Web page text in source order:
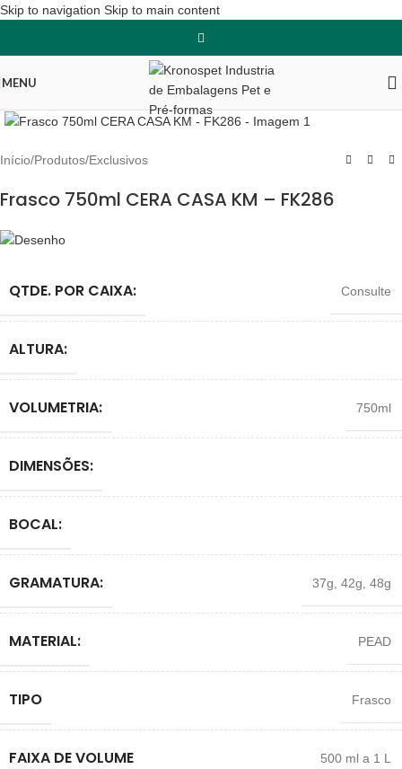
Skip to navigation Skip to main content
MENU
Clique para ampliar
Início/Produtos/Exclusivos
Frasco 750ml CERA CASA KM – FK286
QTDE. POR CAIXA: Consulte
ALTURA:
VOLUMETRIA: 750ml
DIMENSÕES:
BOCAL:
GRAMATURA: 37g 42g 48g
MATERIAL: PEAD
TIPO Frasco
FAIXA DE VOLUME 500 ml a 1 L